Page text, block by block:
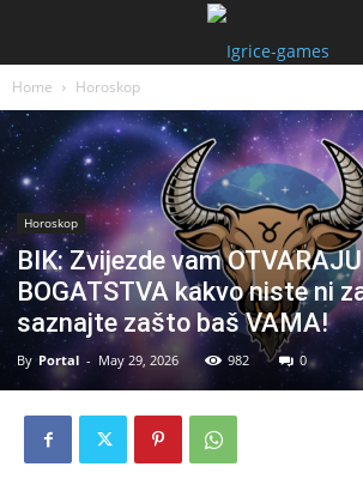
Home Horoskop
Horoskop
BIK: Zvijezde vam
BOGATSTVA kakvo niste ni
saznajte zašto baš VAMA!
By Portal - May 29, 2026 982 0